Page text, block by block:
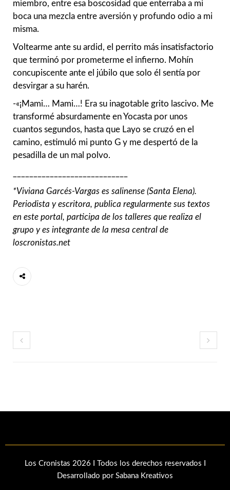
miembro, entre esa boscosidad que enterraba a mi
boca una mezcla entre aversión y profundo odio a mi
misma.
Voltearme ante su ardid, el perrito más insatisfactorio
que terminó por prometerme el infierno. Mohín
concupiscente ante el júbilo que solo él sentía por
desvirgar a su harén.
-«¡Mami… Mami…! Era su inagotable grito lascivo. Me
transformé absurdamente en Yocasta por unos
cuantos segundos, hasta que Layo se cruzó en el
camino, estimuló mi punto G y me despertó de la
pesadilla de un mal polvo.
*Viviana Garcés-Vargas es salinense (Santa Elena).
Periodista y escritora, publica regularmente sus textos
en este portal, participa de los talleres que realiza el
grupo y es integrante de la mesa central de
loscronistas.net
Los Cronistas 2026 I Todos los derechos reservados I
Desarrollado por Sabana Kreativos